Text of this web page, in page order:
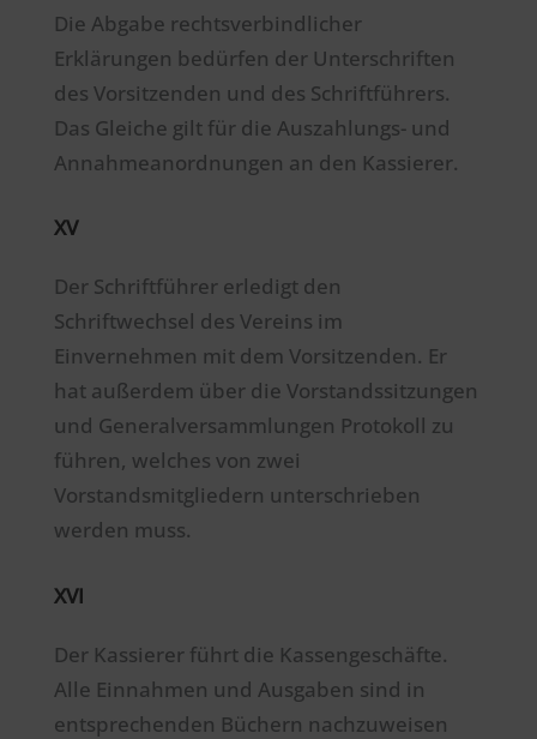
Die Abgabe rechtsverbindlicher
Erklärungen bedürfen der Unterschriften
des Vorsitzenden und des Schriftführers.
Das Gleiche gilt für die Auszahlungs- und
Annahmeanordnungen an den Kassierer.
XV
Der Schriftführer erledigt den
Schriftwechsel des Vereins im
Einvernehmen mit dem Vorsitzenden. Er
hat außerdem über die Vorstandssitzungen
und Generalversammlungen Protokoll zu
führen, welches von zwei
Vorstandsmitgliedern unterschrieben
werden muss.
XVI
Der Kassierer führt die Kassengeschäfte.
Alle Einnahmen und Ausgaben sind in
entsprechenden Büchern nachzuweisen